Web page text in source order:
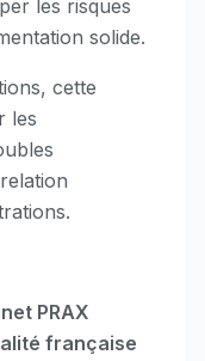
les risques
solide.
cette
les
PRAX
française